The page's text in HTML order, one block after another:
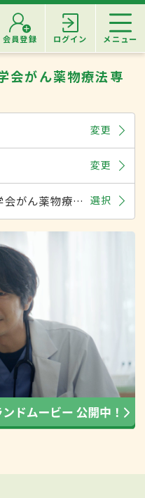
会員登録 ログイン メニュー
会がん薬物療法専
変更
変更
日本臨床腫瘍学会がん薬物療法専門医 選択